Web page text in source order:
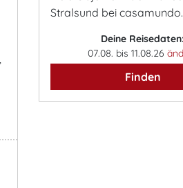
Stralsund bei
Deine
07.08. bis 11.08.26
Finden